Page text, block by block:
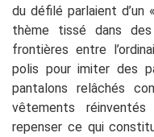
du défilé parlaient
thème tissé dans
frontières entre
polis pour imiter des
pantalons relâchés
vêtements
repenser ce qui